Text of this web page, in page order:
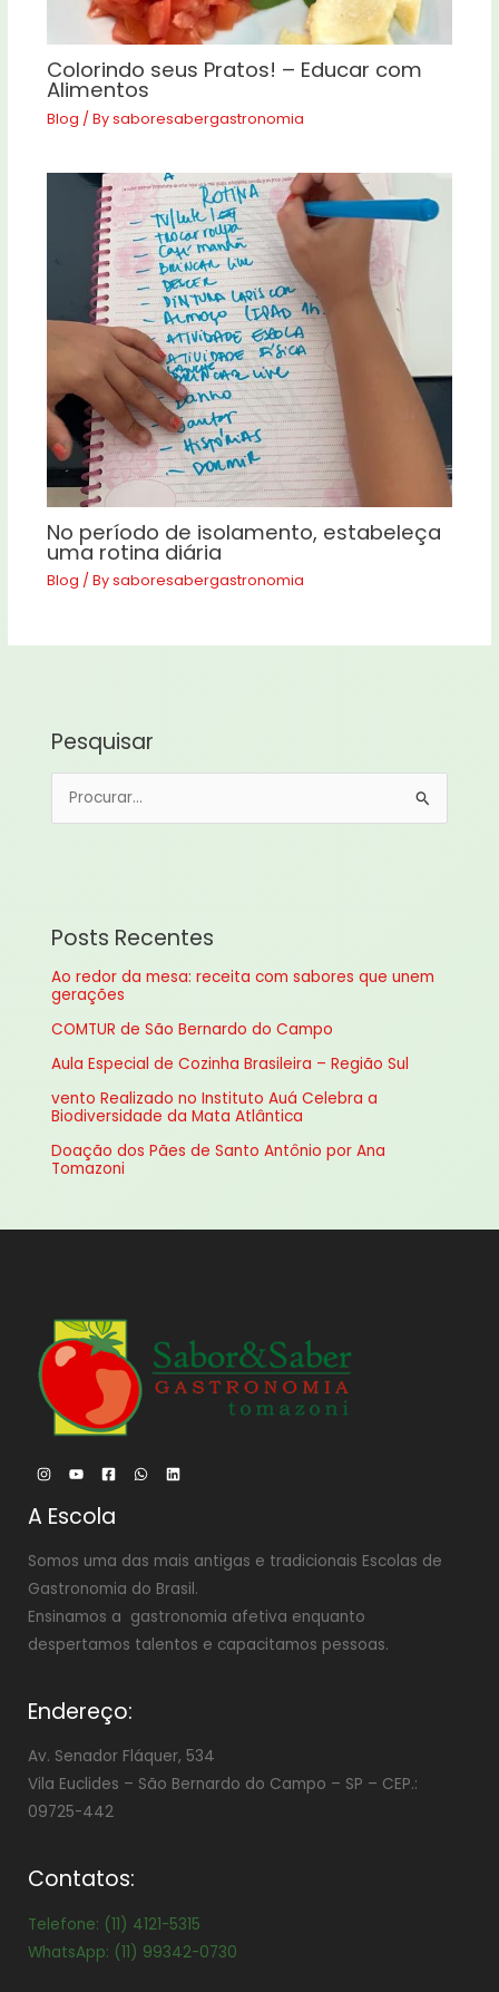
Colorindo seus Pratos! – Educar com
Alimentos
Blog / Bysaboresabergastronomia
No período de isolamento, estabeleça
uma rotina diária
Blog / Bysaboresabergastronomia
Pesquisar
i
s
p
o
:
Posts Recentes
Ao redor da mesa: receita com sabores que unem
gerações
COMTUR de São Bernardo do Campo
Aula Especial de Cozinha Brasileira – Região Sul
vento Realizado no Instituto Auá Celebra a
Biodiversidade da Mata Atlântica
Doação dos Pães de Santo Antônio por Ana
Tomazoni
A Escola
Somos uma das mais antigas e tradicionais Escolas de
Gastronomia do Brasil.
Ensinamos a gastronomia afetiva enquanto
despertamos talentos e capacitamos pessoas.
Endereço:
Av. Senador Fláquer, 534
Vila Euclides – São Bernardo do Campo – SP – CEP.:
09725-442
Contatos:
Telefone: (11) 4121-5315
WhatsApp: (11) 99342-0730